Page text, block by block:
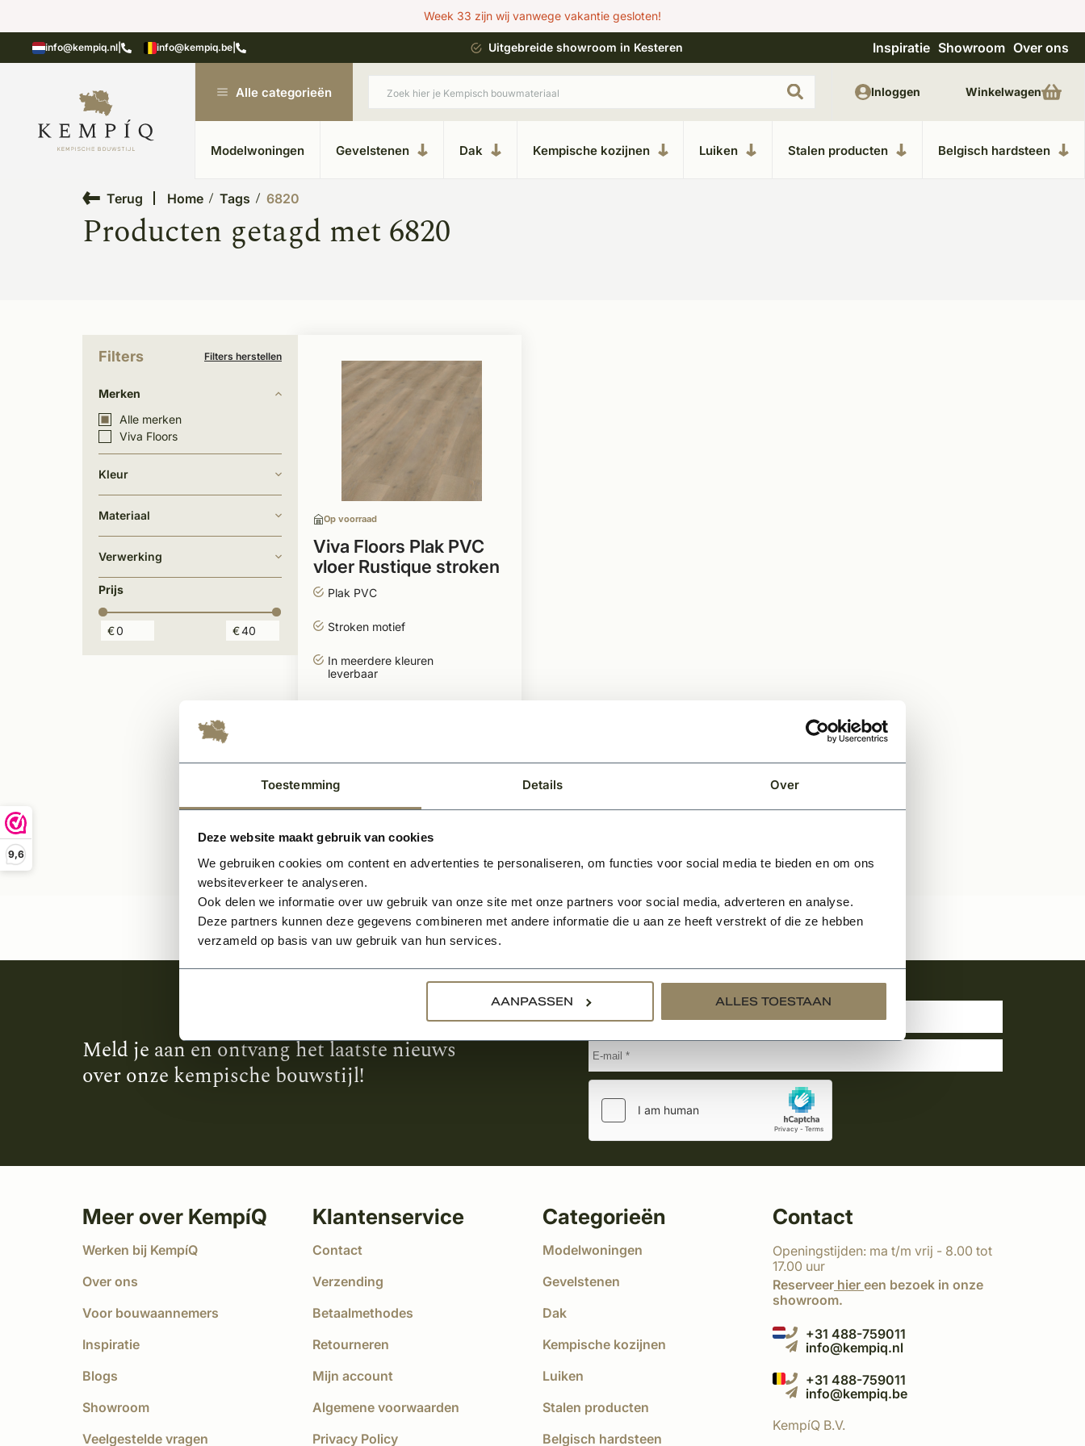
Toestemming Details Over
Deze website maakt gebruik van cookies
We gebruiken cookies om content en advertenties te personaliseren, om functies voor social media te bieden en om ons
websiteverkeer te analyseren.
Ook delen we informatie over uw gebruik van onze site met onze partners voor social media, adverteren en analyse.
Deze partners kunnen deze gegevens combineren met andere informatie die u aan ze heeft verstrekt of die ze hebben
verzameld op basis van uw gebruik van hun services.
AANPASSEN ALLES TOESTAAN
9,6
Week 33 zijn wij vanwege vakantie gesloten!
info@kempiq.nl info@kempiq.be
in kempische bouwstijl Meer dan 20 jaar ervaring Uitgebreide showroom in Kesteren Unieke materialen in kempische bouwstijl
Inspiratie Showroom Over ons
Alle categorieën
Modelwoningen Gevelstenen Dak Kempische kozijnen Luiken Stalen producten Belgisch hardsteen
Inloggen Winkelwagen
Terug Home Tags 6820
Producten getagd met 6820
Filters Filters herstellen
Merken
Alle merken
Viva Floors
Kleur
Materiaal
Verwerking
Prijs
€ €
Op voorraad
Viva Floors Plak PVC
vloer Rustique stroken
kleur 6820
Plak PVC
Stroken motief
In meerdere kleuren
leverbaar
Meld je aan en ontvang het laatste nieuws
over onze kempische bouwstijl!
Meer over KempíQ
Werken bij KempíQ
Over ons
Voor bouwaannemers
Inspiratie
Blogs
Showroom
Veelgestelde vragen
Klantenservice
Contact
Verzending
Betaalmethodes
Retourneren
Mijn account
Algemene voorwaarden
Privacy Policy
Categorieën
Modelwoningen
Gevelstenen
Dak
Kempische kozijnen
Luiken
Stalen producten
Belgisch hardsteen
Contact
Openingstijden: ma t/m vrij - 8.00 tot
17.00 uur
Reserveer hier een bezoek in onze
showroom.
+31 488-759011
info@kempiq.nl
+31 488-759011
info@kempiq.be
KempíQ B.V.